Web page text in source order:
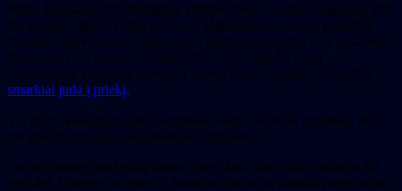
Mano klausimas dėl strategijos kūrimo buvo tuo labiau logiškas, kad
dar pernai rugsėjo viduryje Seimo Migracijos komisijos posėdyje
tamstos vadovaujamos ministerijos darbuotojai (tarpe jų ir pastarojo
Jūsų atsakymo autorius Tomas Milevičius) pateikė platų
nagrinėjamų klausimų spektrą ir aiškiai davė suprasti, kad darbai
smarkiai juda į priekį.
Vis dėlto, kadangi nuolat domėjausi, kaip vyksta šis procesas, nuo
pat pradžių mačiau, kad smarkiai vėluojama.
Dėl nežinomų priežasčių darbo grupė, kuri turėjo būti sudaryta iki
gegužės 1 dienos, o liepos 1 dieną jau privalėjo pateikti pirmuosius